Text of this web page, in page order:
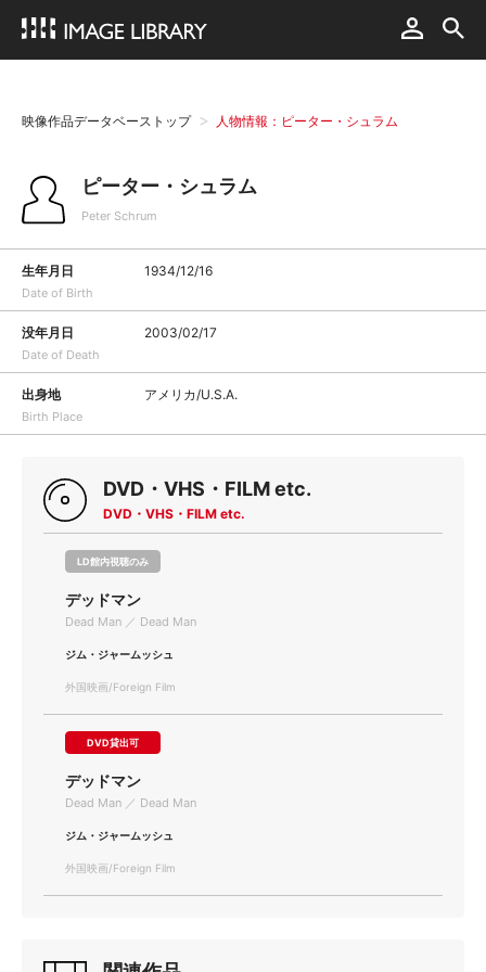
映像作品データベーストップ 人物情報：ピーター・シュラム
ピーター・シュラム
Peter Schrum
生年月日
Date of Birth
1934/12/16
没年月日
Date of Death
2003/02/17
出身地
Birth Place
アメリカ/U.S.A.
DVD・VHS・FILM etc.
DVD・VHS・FILM etc.
LD館内視聴のみ
デッドマン
Dead Man ／ Dead Man
ジム・ジャームッシュ
外国映画/Foreign Film
DVD貸出可
デッドマン
Dead Man ／ Dead Man
ジム・ジャームッシュ
外国映画/Foreign Film